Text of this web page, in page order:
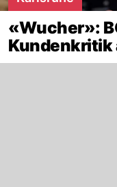
«Wucher»:
Kundenkritik